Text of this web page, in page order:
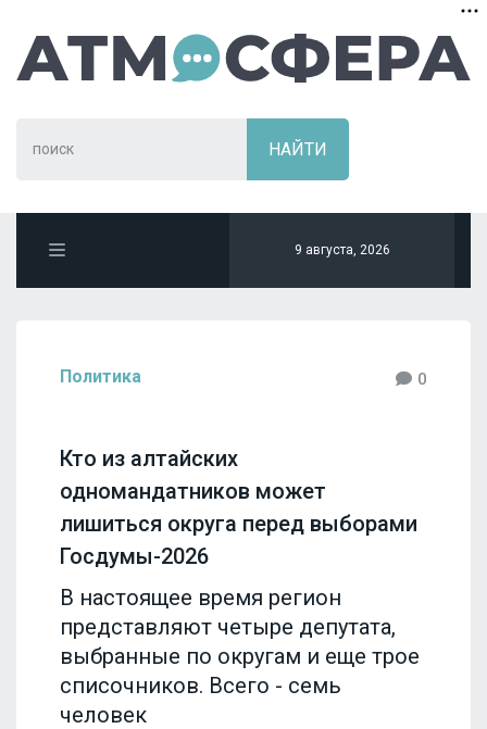
9 августа, 2026
Политика 0
Кто из алтайских
одномандатников может
лишиться округа перед выборами
Госдумы-2026
В настоящее время регион
представляют четыре депутата,
выбранные по округам и еще трое
списочников. Всего - семь
человек